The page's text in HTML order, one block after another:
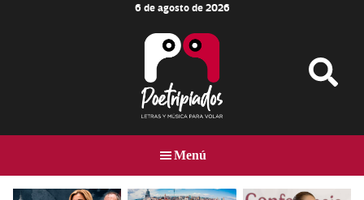
6 de agosto de 2026
MÚSICA
PARA
VOLAR
Menú